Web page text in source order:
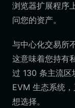
浏览器扩展程序
问您的资产。
与中心化交易所
这意味着您持有
过 130 条主流区
EVM 生态系统
想选择。